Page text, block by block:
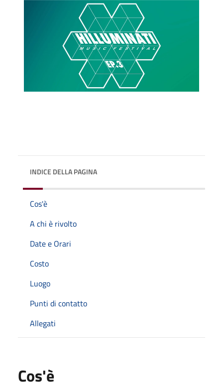
INDICE DELLA PAGINA
Cos'è
A chi è rivolto
Date e Orari
Costo
Luogo
Punti di contatto
Allegati
Cos'è